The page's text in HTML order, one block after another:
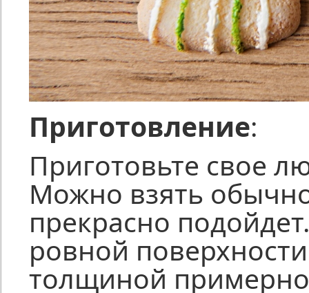
Приготовление:
Приготовьте свое
Можно взять
прекрасно
ровной
толщиной